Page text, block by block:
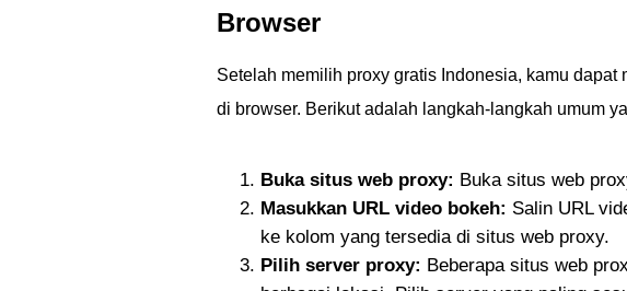
Browser
Setelah memilih proxy gratis Indonesia, kamu
di browser. Berikut adalah langkah-langkah umum
Buka situs web proxy: Buka situs web
Masukkan URL video bokeh: Salin URL
ke kolom yang tersedia di situs web proxy.
Pilih server proxy: Beberapa situs web